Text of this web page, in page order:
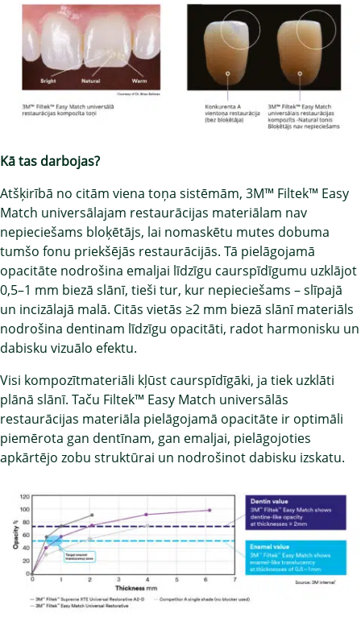
Kā tas darbojas?
Atšķirībā no citām viena toņa sistēmām, 3M™ Filtek™ Easy
Match universālajam restaurācijas materiālam nav
nepieciešams bloķētājs, lai nomaskētu mutes dobuma
tumšo fonu priekšējās restaurācijās. Tā pielāgojamā
opacitāte nodrošina emaljai līdzīgu caurspīdīgumu uzklājot
0,5–1 mm biezā slānī, tieši tur, kur nepieciešams – slīpajā
un incizālajā malā. Citās vietās ≥2 mm biezā slānī materiāls
nodrošina dentinam līdzīgu opacitāti, radot harmonisku un
dabisku vizuālo efektu.
Visi kompozītmateriāli kļūst caurspīdīgāki, ja tiek uzklāti
plānā slānī. Taču Filtek™ Easy Match universālās
restaurācijas materiāla pielāgojamā opacitāte ir optimāli
piemērota gan dentīnam, gan emaljai, pielāgojoties
apkārtējo zobu struktūrai un nodrošinot dabisku izskatu.